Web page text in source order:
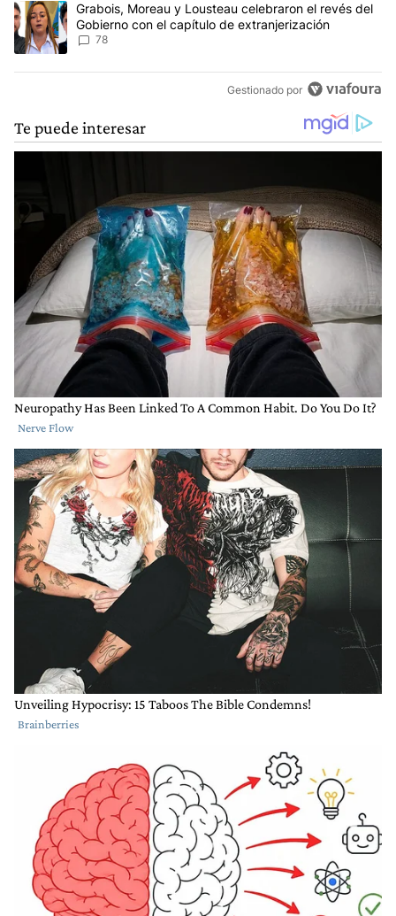
Un artículo de tendencia con el título "Grabois, Moreau y
Grabois, Moreau y Lousteau celebraron el revés del
Gobierno con el capítulo de extranjerización
78
Gestionado por